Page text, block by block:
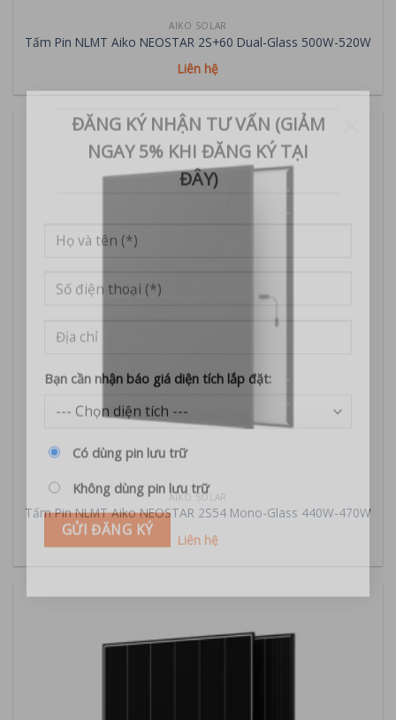
ĐĂNG KÝ NHẬN TƯ VẤN (GIẢM
NGAY 5% KHI ĐĂNG KÝ TẠI
Không dùng pin lưu trữ
AIKO SOLAR
Tấm Pin NLMT Aiko NEOSTAR 2S+60 Dual-Glass 500W-520W
Liên hệ
AIKO SOLAR
Tấm Pin NLMT Aiko NEOSTAR 2S54 Mono-Glass 440W-470W
Liên hệ